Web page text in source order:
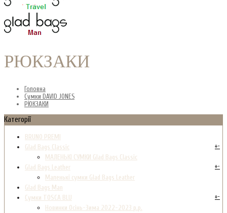
РЮКЗАКИ
Головна
Сумки DAVID JONES
РЮКЗАКИ
Категорії
BRUNO PREMI
Glad Bags Classic
+-
МАЛЕНЬКІ СУМКИ Glad Bags Classic
Glad Bags Leather
+-
Маленькі сумки Glad Bags Leather
Glad Bags Man
Сумки TOSCA BLU
+-
Новинки Осінь-Зима 2022-2023 р.р.